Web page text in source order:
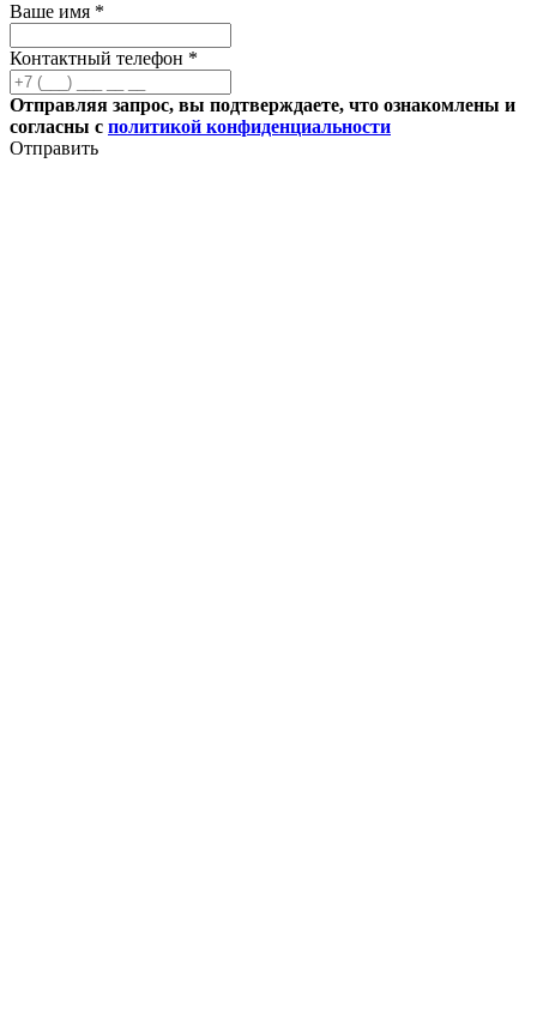
Ваше имя *
Контактный телефон *
Отправляя запрос, вы подтверждаете, что ознакомлены и
согласны с политикой конфиденциальности
Отправить